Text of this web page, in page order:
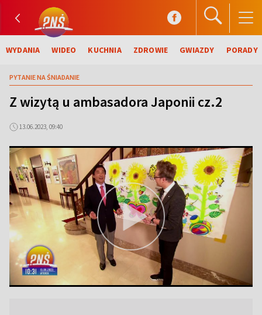
WYDANIA WIDEO KUCHNIA ZDROWIE GWIAZDY PORADY
PYTANIE NA ŚNIADANIE
Z wizytą u ambasadora Japonii cz.2
13.06.2023, 09:40